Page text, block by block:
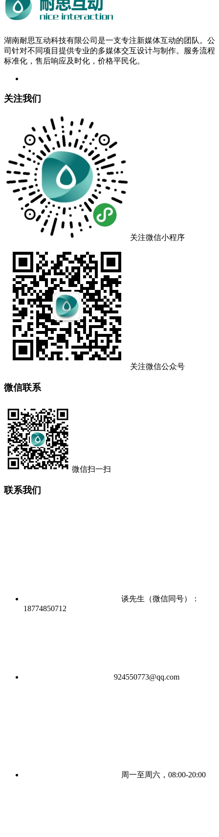
湖南耐思互动科技有限公司是一支专注新媒体互动的团队。公
司针对不同项目提供专业的多媒体交互设计与制作。服务流程
标准化，售后响应及时化，价格平民化。
关注我们
关注微信小程序
关注微信公众号
微信联系
微信扫一扫
联系我们
谈先生（微信同号）：
18774850712
924550773@qq.com
周一至周六，08:00-20:00